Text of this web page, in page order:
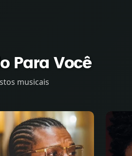
Para Você
musicais
Mama’s Baby